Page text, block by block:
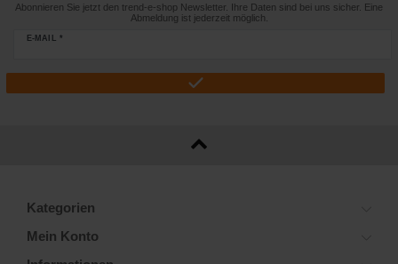
Abonnieren Sie jetzt den trend-e-shop Newsletter. Ihre Daten sind bei uns sicher. Eine
Abmeldung ist jederzeit möglich.
E-MAIL *
Kategorien
Mein Konto